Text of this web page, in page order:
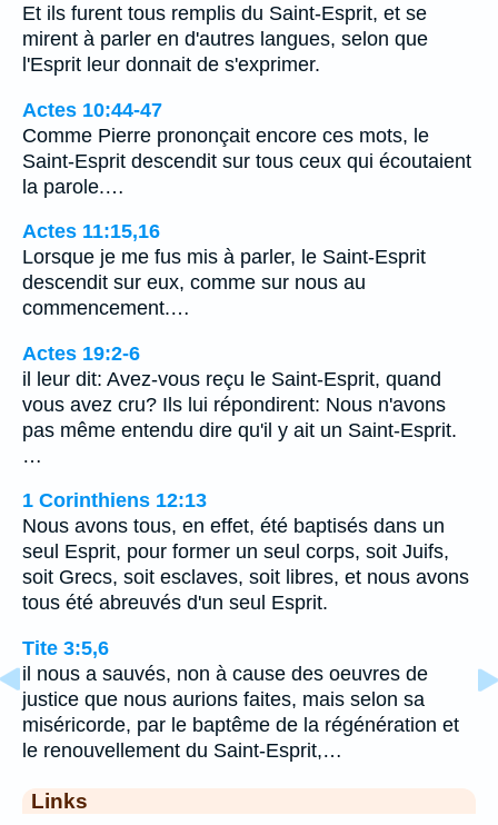
Et ils furent tous remplis du Saint-Esprit, et se
mirent à parler en d'autres langues, selon que
l'Esprit leur donnait de s'exprimer.
Actes 10:44-47
Comme Pierre prononçait encore ces mots, le
Saint-Esprit descendit sur tous ceux qui écoutaient
la parole.…
Actes 11:15,16
Lorsque je me fus mis à parler, le Saint-Esprit
descendit sur eux, comme sur nous au
commencement.…
Actes 19:2-6
il leur dit: Avez-vous reçu le Saint-Esprit, quand
vous avez cru? Ils lui répondirent: Nous n'avons
pas même entendu dire qu'il y ait un Saint-Esprit.
…
1 Corinthiens 12:13
Nous avons tous, en effet, été baptisés dans un
seul Esprit, pour former un seul corps, soit Juifs,
soit Grecs, soit esclaves, soit libres, et nous avons
tous été abreuvés d'un seul Esprit.
Tite 3:5,6
il nous a sauvés, non à cause des oeuvres de
justice que nous aurions faites, mais selon sa
miséricorde, par le baptême de la régénération et
le renouvellement du Saint-Esprit,…
Links